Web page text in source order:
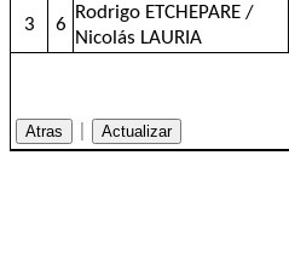
3 6
Rodrigo ETCHEPARE /
Nicolás LAURIA